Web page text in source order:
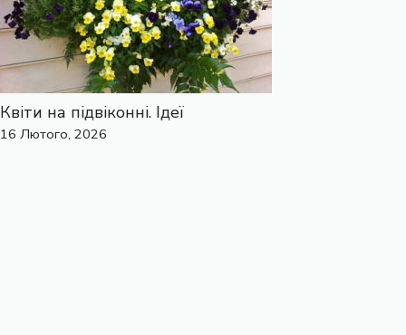
Квіти на підвіконні. Ідеї
16 Лютого, 2026